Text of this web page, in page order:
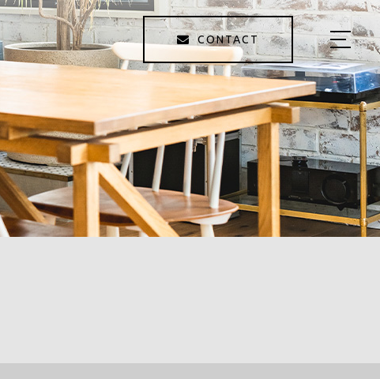
CONTACT
HOME
ABOUT US
MENU
GALLERY